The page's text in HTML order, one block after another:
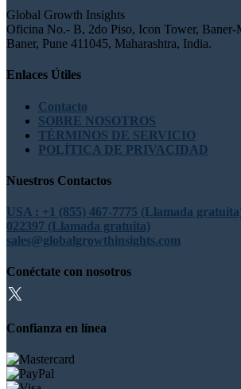
Global Growth Insights
Oficina No.- B, 2do Piso, Icon Tower, Baner-
Baner, Pune 411045, Maharashtra, India.
Enlaces Útiles
Contacto
SOBRE NOSOTROS
TÉRMINOS DE SERVICIO
POLÍTICA DE PRIVACIDAD
Nuestros Contactos
USA : +1 (855) 467-7775 (Llamada
022397 (Llamada gratuita)
sales@globalgrowthinsights.com
Conéctate con nosotros
Confianza en línea